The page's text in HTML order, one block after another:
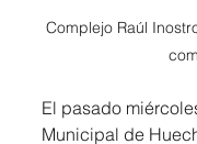
Complejo Raúl
El pasado
Municipal de